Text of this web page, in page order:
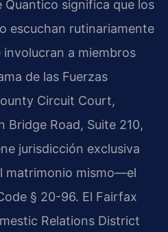
Quantico significa que los
escuchan rutinariamente
a miembros
de las Fuerzas
Circuit Court,
Bridge Road, Suite 210,
jurisdicción exclusiva
matrimonio mismo—el
§ 20-96. El Fairfax
Relations District